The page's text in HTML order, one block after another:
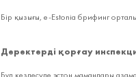
Бір қызығы, e-Estonia брифинг
Деректерді қорғау
Бұл кездесуде эстон мамандары